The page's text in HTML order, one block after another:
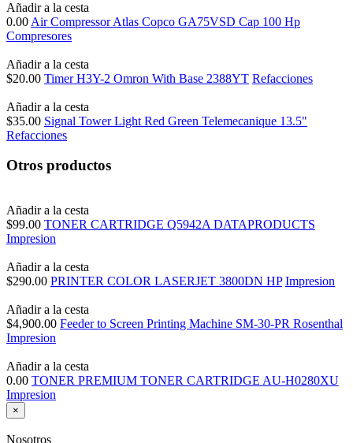
Añadir a la cesta
0.00 Air Compressor Atlas Copco GA75VSD Cap 100 Hp
Compresores
Añadir a la cesta
$20.00 Timer H3Y-2 Omron With Base 2388YT Refacciones
Añadir a la cesta
$35.00 Signal Tower Light Red Green Telemecanique 13.5"
Refacciones
Otros productos
Añadir a la cesta
$99.00 TONER CARTRIDGE Q5942A DATAPRODUCTS
Impresion
Añadir a la cesta
$290.00 PRINTER COLOR LASERJET 3800DN HP Impresion
Añadir a la cesta
$4,900.00 Feeder to Screen Printing Machine SM-30-PR Rosenthal
Impresion
Añadir a la cesta
0.00 TONER PREMIUM TONER CARTRIDGE AU-H0280XU
Impresion
×
Nosotros